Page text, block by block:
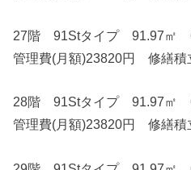
27階 91Stタイプ 91.97㎡
管理費(月額)23820円 修繕積
28階 91Stタイプ 91.97㎡
管理費(月額)23820円 修繕積